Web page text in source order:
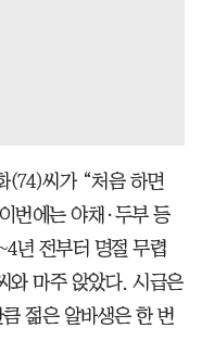
(74)씨가 “처음 하면
번에는 야채·두부 등
년 전부터 명절 무렵
와 마주 앉았다. 시급은
젊은 알바생은 한 번